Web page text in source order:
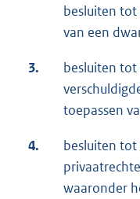
besluiten
van een
3.
besluiten tot
toepassen
4.
besluiten
waaronder